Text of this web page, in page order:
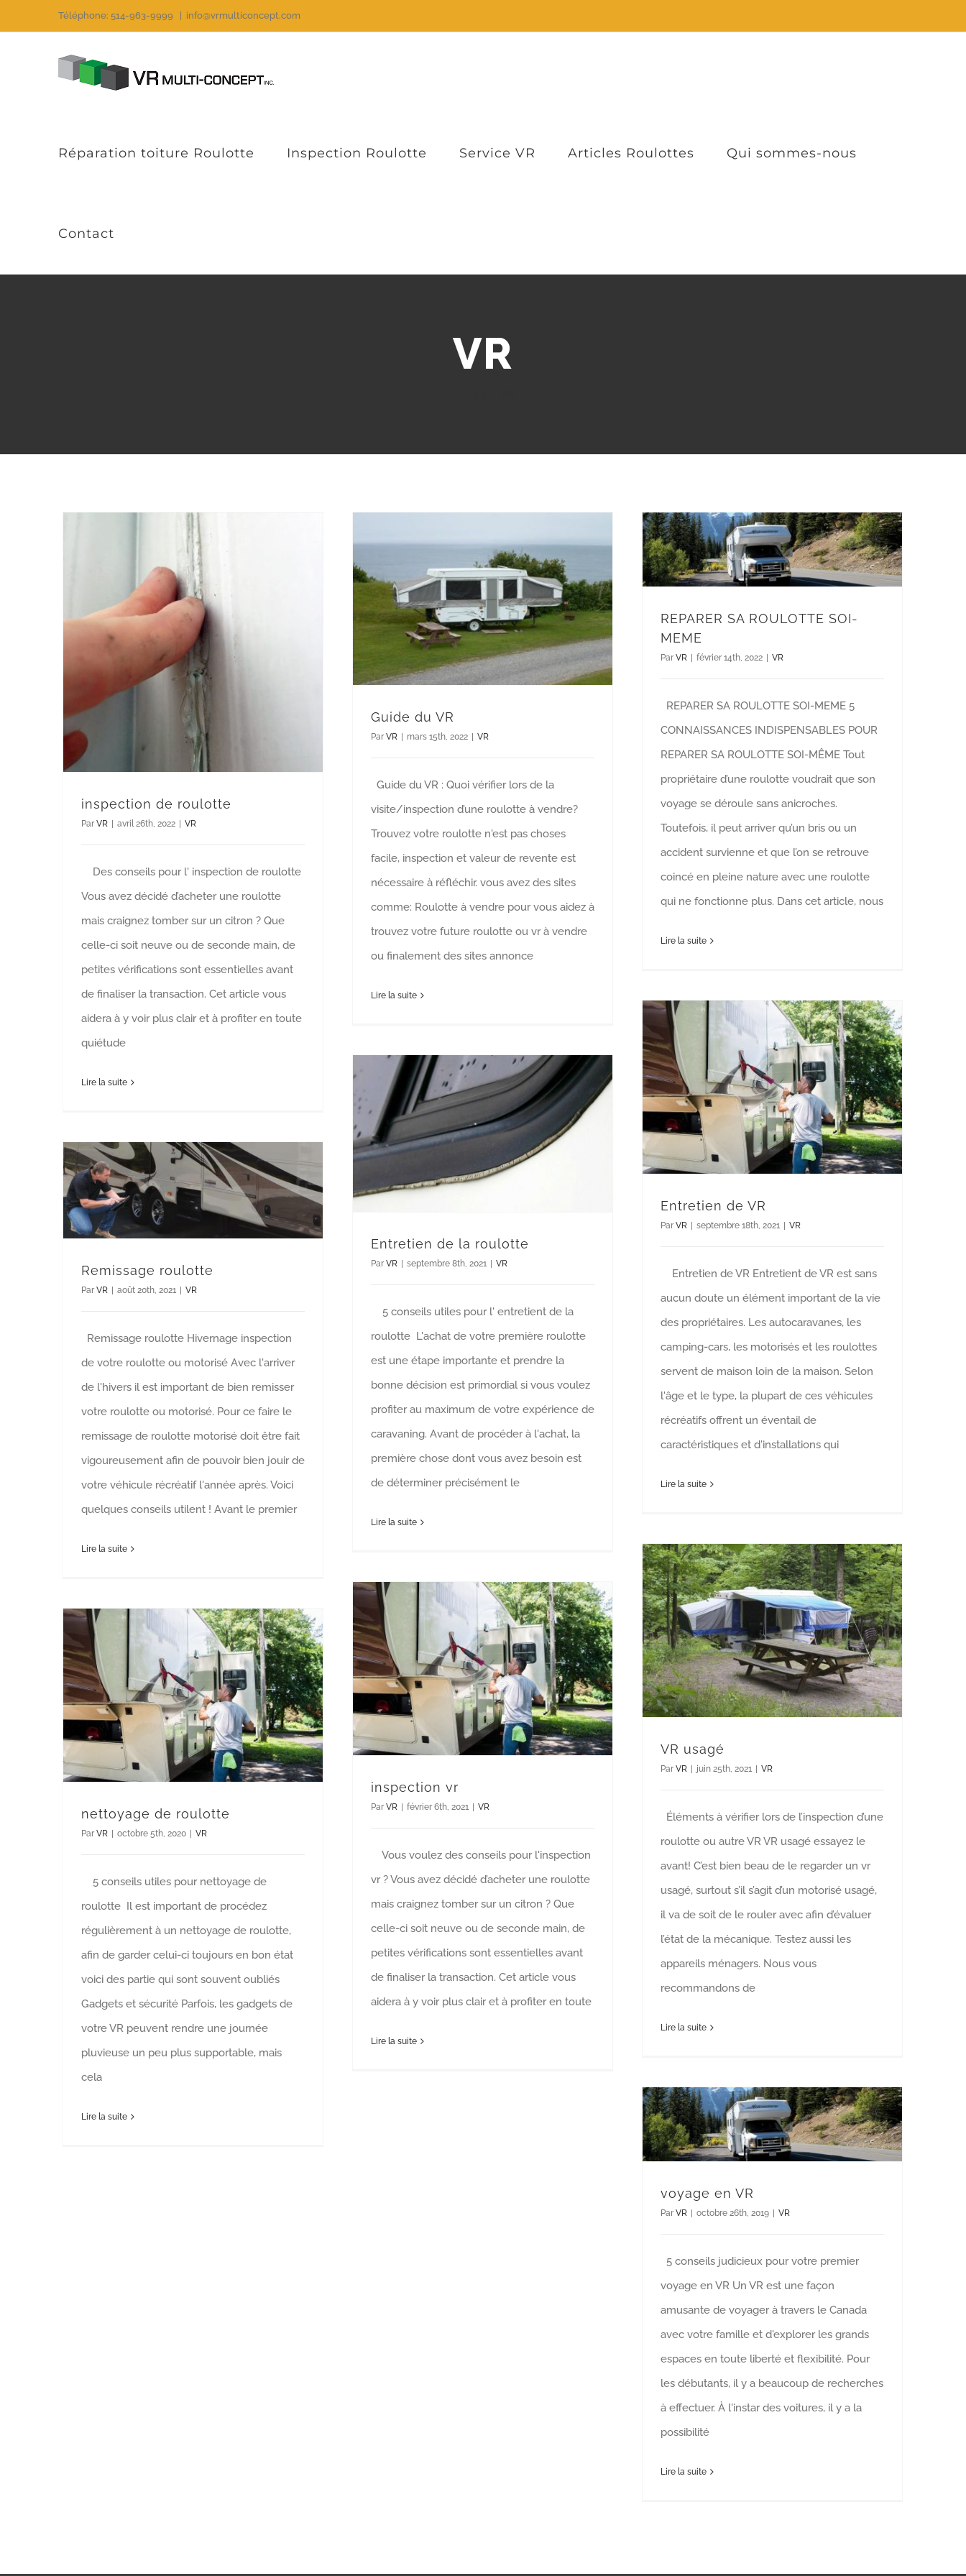
au
Téléphone: 514-963-9999 info@vrmulticoncept.com
Réparation toiture Roulotte Inspection Roulotte Service VR Articles Roulottes Qui sommes-nous
Contact
VR
inspection de roulotte
Par VR avril 26th, 2022 VR
Des conseils pour l' inspection de roulotte
Vous avez décidé d’acheter une roulotte
mais craignez tomber sur un citron ? Que
celle-ci soit neuve ou de seconde main, de
petites vérifications sont essentielles avant
de finaliser la transaction. Cet article vous
aidera à y voir plus clair et à profiter en toute
quiétude
Lire la suite
Guide du VR
Par VR mars 15th, 2022 VR
Guide du VR : Quoi vérifier lors de la
visite/inspection d’une roulotte à vendre?
Trouvez votre roulotte n'est pas choses
facile, inspection et valeur de revente est
nécessaire à réfléchir. vous avez des sites
comme: Roulotte à vendre pour vous aidez à
trouvez votre future roulotte ou vr à vendre
ou finalement des sites annonce
Lire la suite
REPARER SA ROULOTTE SOI-
MEME
Par VR février 14th, 2022 VR
REPARER SA ROULOTTE SOI-MEME 5
CONNAISSANCES INDISPENSABLES POUR
REPARER SA ROULOTTE SOI-MÊME Tout
propriétaire d’une roulotte voudrait que son
voyage se déroule sans anicroches.
Toutefois, il peut arriver qu’un bris ou un
accident survienne et que l’on se retrouve
coincé en pleine nature avec une roulotte
qui ne fonctionne plus. Dans cet article, nous
Lire la suite
Entretien de VR
Par VR septembre 18th, 2021 VR
Entretien de VR Entretient de VR est sans
aucun doute un élément important de la vie
des propriétaires. Les autocaravanes, les
camping-cars, les motorisés et les roulottes
servent de maison loin de la maison. Selon
l'âge et le type, la plupart de ces véhicules
récréatifs offrent un éventail de
caractéristiques et d'installations qui
Lire la suite
Entretien de la roulotte
Par VR | septembre 8th, 2021 | VR
5 conseils utiles pour l' entretient de la
roulotte L'achat de votre première roulotte
est une étape importante et prendre la
bonne décision est primordial si vous voulez
profiter au maximum de votre expérience de
caravaning. Avant de procéder à l'achat, la
première chose dont vous avez besoin est
de déterminer précisément le
Lire la suite
Remissage roulotte
Par VR | août 20th, 2021 | VR
Remissage roulotte Hivernage inspection
de votre roulotte ou motorisé Avec l'arriver
de l'hivers il est important de bien remisser
votre roulotte ou motorisé. Pour ce faire le
remissage de roulotte motorisé doit être fait
vigoureusement afin de pouvoir bien jouir de
votre véhicule récréatif l'année après. Voici
quelques conseils utilent ! Avant le premier
Lire la suite
VR usagé
Par VR juin 25th, 2021 VR
Éléments à vérifier lors de l’inspection d’une
roulotte ou autre VR VR usagé essayez le
avant! C’est bien beau de le regarder un vr
usagé, surtout s’il s’agit d’un motorisé usagé,
il va de soit de le rouler avec afin d’évaluer
l’état de la mécanique. Testez aussi les
appareils ménagers. Nous vous
recommandons de
Lire la suite
inspection vr
Par VR février 6th, 2021 VR
Vous voulez des conseils pour l'inspection
vr ? Vous avez décidé d’acheter une roulotte
mais craignez tomber sur un citron ? Que
celle-ci soit neuve ou de seconde main, de
petites vérifications sont essentielles avant
de finaliser la transaction. Cet article vous
aidera à y voir plus clair et à profiter en toute
Lire la suite
nettoyage de roulotte
Par VR octobre 5th, 2020 VR
5 conseils utiles pour nettoyage de
roulotte Il est important de procédez
régulièrement à un nettoyage de roulotte,
afin de garder celui-ci toujours en bon état
voici des partie qui sont souvent oubliés
Gadgets et sécurité Parfois, les gadgets de
votre VR peuvent rendre une journée
pluvieuse un peu plus supportable, mais
cela
Lire la suite
voyage en VR
Par VR octobre 26th, 2019 VR
5 conseils judicieux pour votre premier
voyage en VR Un VR est une façon
amusante de voyager à travers le Canada
avec votre famille et d'explorer les grands
espaces en toute liberté et flexibilité. Pour
les débutants, il y a beaucoup de recherches
à effectuer. À l'instar des voitures, il y a la
possibilité
Lire la suite